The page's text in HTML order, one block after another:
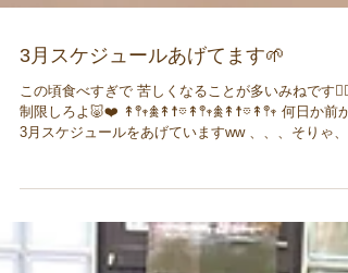
3月スケジュールあげてます🌱
この頃食べすぎで 苦しくなることが多いみねです😵‍💫
うやろっていう日にちですが😛 グループのピラティ